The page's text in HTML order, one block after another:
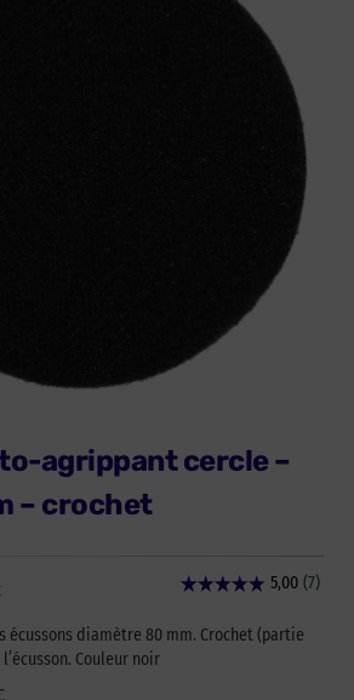
agrippant cercle –
– crochet
écussons diamètre 80 mm. Crochet (partie
Couleur noir